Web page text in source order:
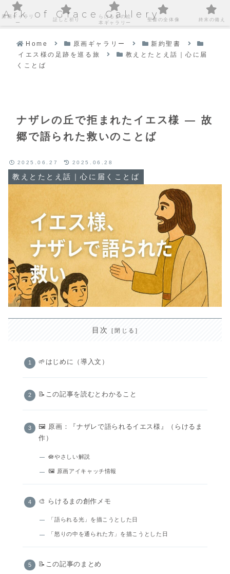
Ark of Grace Gallery
Home 原画ギャラリー
新約聖書
イエス様の足跡を巡る旅
教えとたとえ話｜心に届
くことば
ナザレの丘で拒まれたイエス様 ― 故
郷で語られた救いのことば
教えとたとえ話｜心に届くことば
2025.06.27 2025.06.28
目次
🌱はじめに（導入文）
📝この記事を読むとわかること
🖼️ 原画：『ナザレで語られるイエス様』（らけるま
作）
🪷やさしい解説
🖼 原画アイキャッチ情報
🎨 らけるまの創作メモ
「語られる光」を描こうとした日
「怒りの中を通られた方」を描こうとした日
📝この記事のまとめ
原画ギャラリ
ー
証しと祈り
らけるまの絵
本ギャラリー
聖書の全体像 終末の備え